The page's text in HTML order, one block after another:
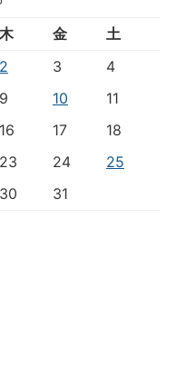
木 金
土
2 3
4
9 10
11
16 17
18
23 24
25
30 31